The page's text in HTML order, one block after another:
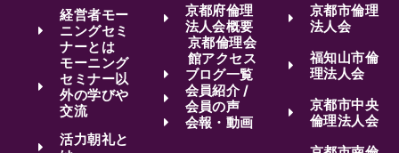
経営者モー
ニングセミ
ナーとは
モーニング
セミナー以
外の学びや
交流
活力朝礼と
京都府倫理
法人会概要
京都倫理会
館アクセス
ブログ一覧
会員紹介 /
会員の声
会報・動画
京都市倫理
法人会
福知山市倫
理法人会
京都市中央
倫理法人会